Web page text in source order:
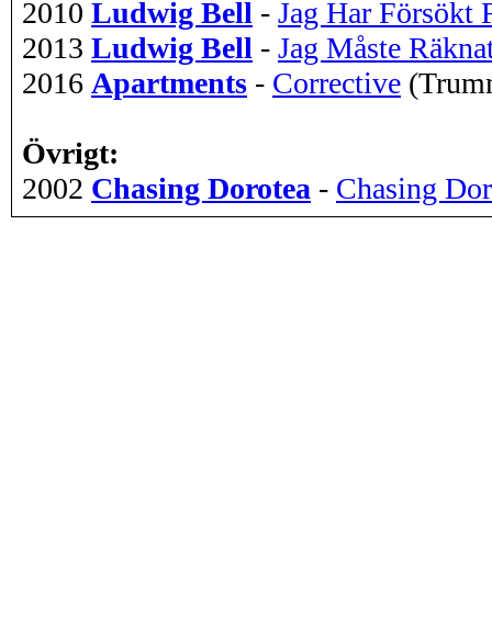
2010 Ludwig Bell - Jag Har Försökt
2013 Ludwig Bell - Jag Måste
2016 Apartments - Corrective
Övrigt:
2002 Chasing Dorotea - Chasing